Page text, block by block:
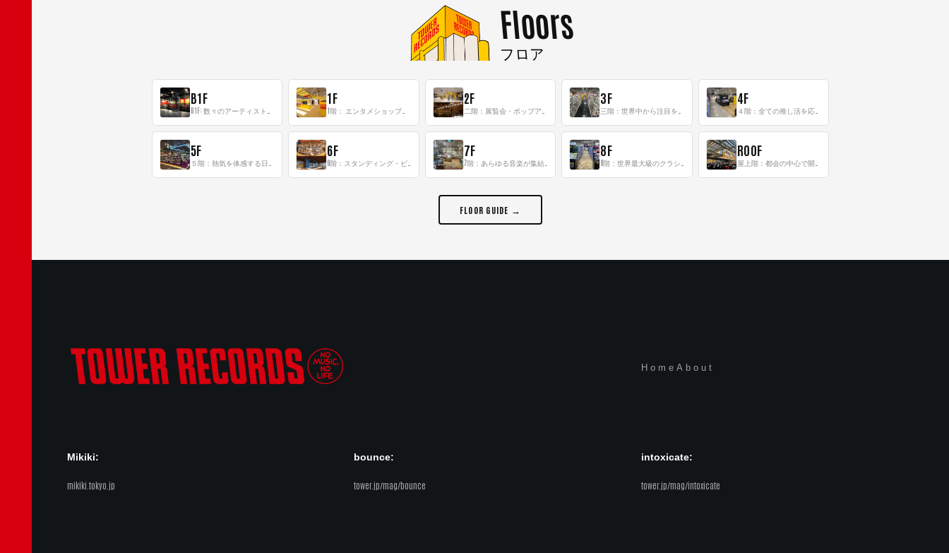
Floors
フロア
B1F 1F
1階： エンタメショップならではのイマーシブ空間
2F 3F 4F
４階：全ての推し活を応援するフロア！
5F 6F 7F
7階：あらゆる音楽が集結する最多ジャンルフロア！
8F ROOF
FLOOR GUIDE →
Home About
Mikiki:
mikiki.tokyo.jp
bounce:
tower.jp/mag/bounce
intoxicate:
tower.jp/mag/intoxicate